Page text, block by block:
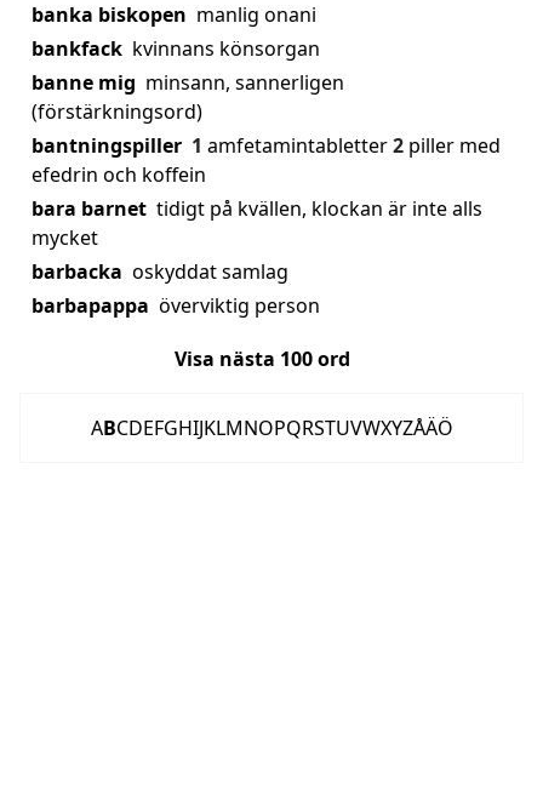
banka biskopen manlig onani
bankfack kvinnans könsorgan
banne mig minsann, sannerligen
(förstärkningsord)
bantningspiller 1 amfetamintabletter2 piller med
efedrin och koffein
bara barnet tidigt på kvällen, klockan är inte alls
mycket
barbacka oskyddat samlag
barbapappa överviktig person
Visa nästa 100ord
ABCDEFGHIJKLMNOPQRSTUVWXYZÅÄÖ